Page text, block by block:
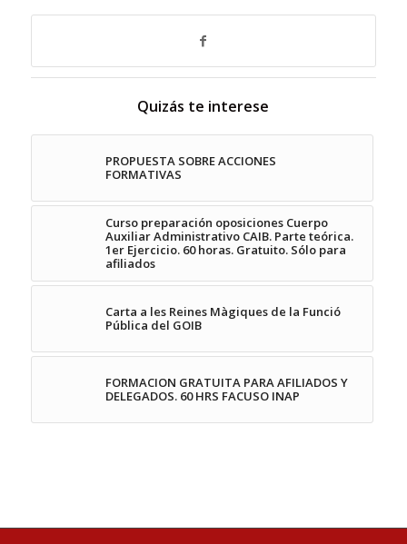
Quizás te interese
PROPUESTA SOBRE ACCIONES
FORMATIVAS
Curso preparación oposiciones Cuerpo
Auxiliar Administrativo CAIB. Parte teórica.
1er Ejercicio. 60 horas. Gratuito. Sólo para
afiliados
Carta a les Reines Màgiques de la Funció
Pública del GOIB
FORMACION GRATUITA PARA AFILIADOS Y
DELEGADOS. 60 HRS FACUSO INAP